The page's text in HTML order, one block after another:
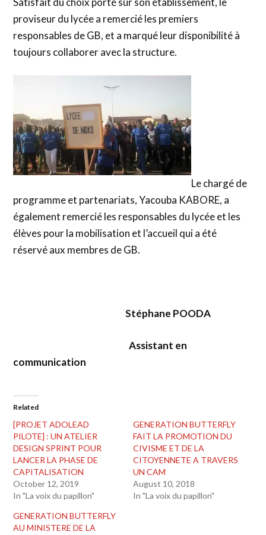
proviseur du lycée a remercié les premiers
responsables de GB, et a marqué leur disponibilité à
toujours collaborer avec la structure.
Le chargé de
programme et partenariats, Yacouba KABORE, a
également remercié les responsables du lycée et les
élèves pour la mobilisation et l’accueil qui a été
réservé aux membres de GB.
Stéphane POODA
Assistant en
communication
Related
[PROJET ADOLEAD
PILOTE] : UN ATELIER
DESIGN SPRINT POUR
LANCER LA PHASE DE
CAPITALISATION
October 12, 2019
In "La voix du papillon"
GENERATION BUTTERFLY
FAIT LA PROMOTION DU
CIVISME ET DE LA
CITOYENNETE A TRAVERS
UN CAM
August 10, 2018
In "La voix du papillon"
GENERATION BUTTERFLY
AU MINISTERE DE LA